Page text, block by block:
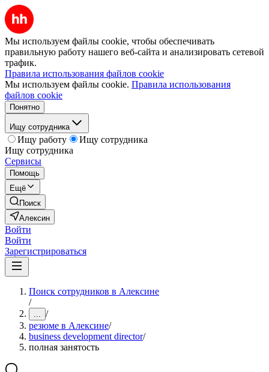
Мы используем файлы cookie, чтобы обеспечивать
правильную работу нашего веб-сайта и анализировать сетевой
трафик.
Правила использования файлов cookie
Мы используем файлы cookie. Правила использования
файлов cookie
Понятно
Ищу сотрудника
Ищу работу
Ищу сотрудника
Ищу сотрудника
Сервисы
Помощь
Ещё
Поиск
Алексин
Войти
Войти
Зарегистрироваться
Поиск сотрудников в Алексине
/
... /
резюме в Алексине/
business development director/
полная занятость